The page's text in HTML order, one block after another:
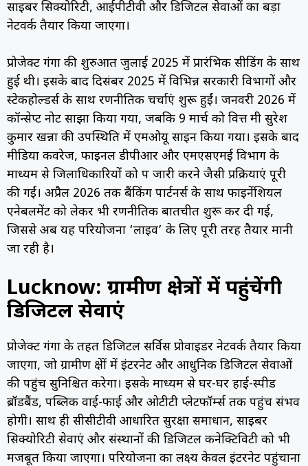
साइबर सिक्योरिटी, आईपीटीवी और डिजिटल सेवाओं का बड़ा
नेटवर्क तैयार किया जाएगा।
प्रोजेक्ट गंगा की शुरुआत जुलाई 2025 में प्रारंभिक सीडिंग के साथ
हुई थी। इसके बाद दिसंबर 2025 में विभिन्न सरकारी विभागों और
स्टेकहोल्डर्स के साथ रणनीतिक चर्चाएं शुरू हुईं। जनवरी 2026 में
कॉन्सेप्ट नोट साझा किया गया, जबकि 9 मार्च को वित्त मंत्री सुरेश
कुमार खन्ना की उपस्थिति में एमओयू साइन किया गया। इसके बाद
मीडिया कवरेज, फाइनल डीपीआर और एमएसएमई विभाग के
माध्यम से जिलाधिकारियों को पत्र जारी करने जैसी प्रक्रियाएं पूरी
की गईं। अप्रैल 2026 तक बैंकिंग पार्टनर्स के साथ फाइनेंशियल
एनेबलमेंट को लेकर भी रणनीतिक बातचीत शुरू कर दी गई,
जिससे अब यह परियोजना ‘लाइव’ के लिए पूरी तरह तैयार मानी
जा रही है।
Lucknow: ग्रामीण क्षेत्रों में पहुंचेंगी
डिजिटल सेवाएं
प्रोजेक्ट गंगा के तहत डिजिटल सर्विस प्रोवाइडर नेटवर्क तैयार किया
जाएगा, जो ग्रामीण क्षेत्रों में इंटरनेट और आधुनिक डिजिटल सेवाओं
की पहुंच सुनिश्चित करेगा। इसके माध्यम से घर-घर हाई-स्पीड
ब्रॉडबैंड, पब्लिक वाई-फाई और ओटीटी प्लेटफॉर्म्स तक पहुंच संभव
होगी। साथ ही सीसीटीवी आधारित सुरक्षा समाधान, साइबर
सिक्योरिटी सेवाएं और संस्थानों की डिजिटल कनेक्टिविटी को भी
मजबूत किया जाएगा। परियोजना का लक्ष्य केवल इंटरनेट पहुंचाना